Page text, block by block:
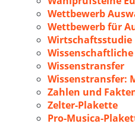
Wettbewerb
Wettbewerb für
Wirtschaftsstudie
Wissenstransfer
Wissenstransfer:
Zahlen und
Zelter-Plakette
Pro-Musica-